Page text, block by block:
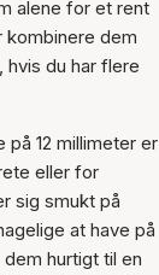
alene for et rent
dem
hvis du har flere
12 millimeter er
eller for
sig smukt på
at have på
hurtigt til en